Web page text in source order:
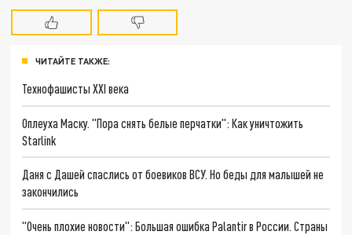
ЧИТАЙТЕ ТАКЖЕ:
Технофашисты XXI века
Оплеуха Маску. "Пора снять белые перчатки": Как уничтожить
Starlink
Даня с Дашей спаслись от боевиков ВСУ. Но беды для малышей не
закончились
"Очень плохие новости": Большая ошибка Palantir в России. Страны